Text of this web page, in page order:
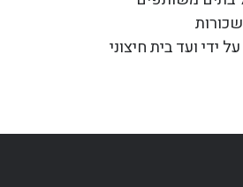
ידי ועד בית חיצוני